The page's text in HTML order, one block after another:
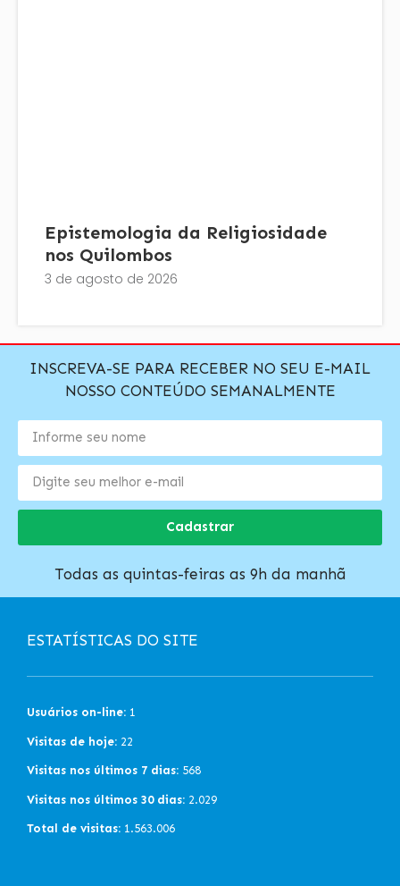
Epistemologia da Religiosidade
nos Quilombos
3 de agosto de 2026
INSCREVA-SE PARA RECEBER NO SEU E-MAIL
NOSSO CONTEÚDO SEMANALMENTE
Cadastrar
Todas as quintas-feiras as 9h da manhã
ESTATÍSTICAS DO SITE
Usuários on-line: 1
Visitas de hoje: 22
Visitas nos últimos 7 dias: 568
Visitas nos últimos 30 dias: 2.029
Total de visitas: 1.563.006